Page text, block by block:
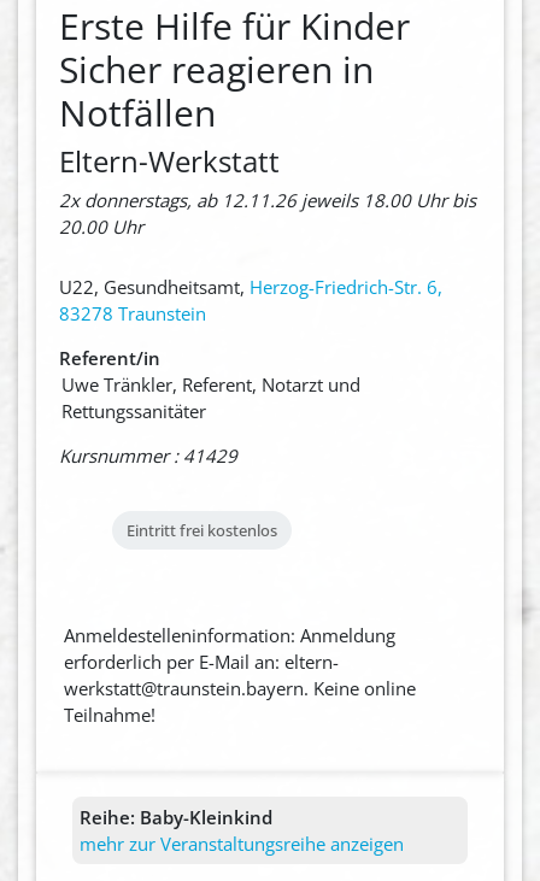
Erste Hilfe für Kinder
Sicher reagieren in
Notfällen
Eltern-Werkstatt
2x donnerstags, ab 12.11.26 jeweils 18.00 Uhr bis
20.00 Uhr
U22, Gesundheitsamt, Herzog-Friedrich-Str. 6,
83278 Traunstein
Referent/in
Uwe Tränkler, Referent, Notarzt und
Rettungssanitäter
Kursnummer : 41429
Eintritt frei kostenlos
Anmeldestelleninformation: Anmeldung
erforderlich per E-Mail an: eltern-
werkstatt@traunstein.bayern. Keine online
Teilnahme!
Reihe: Baby-Kleinkind
mehr zur Veranstaltungsreihe anzeigen